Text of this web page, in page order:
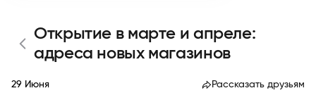
Открытие в марте и апреле:
адреса новых магазинов
29 Июня Рассказать друзьям